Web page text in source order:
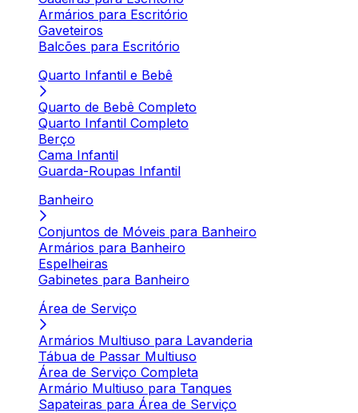
Armários para Escritório
Gaveteiros
Balcões para Escritório
Quarto Infantil e Bebê
Quarto de Bebê Completo
Quarto Infantil Completo
Berço
Cama Infantil
Guarda-Roupas Infantil
Banheiro
Conjuntos de Móveis para Banheiro
Armários para Banheiro
Espelheiras
Gabinetes para Banheiro
Área de Serviço
Armários Multiuso para Lavanderia
Tábua de Passar Multiuso
Área de Serviço Completa
Armário Multiuso para Tanques
Sapateiras para Área de Serviço